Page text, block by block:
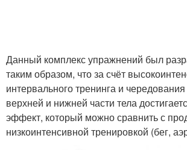
Данный комплекс упражнений был
таким образом, что за счёт
интервального тренинга и
верхней и нижней части тела
эффект, который можно сравнить с
низкоинтенсивной тренировкой (бег,